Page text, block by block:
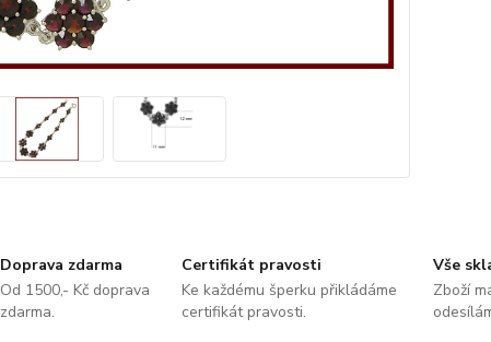
Doprava zdarma
Od 1500,- Kč doprava
zdarma.
Certifikát pravosti
Ke každému šperku přikládáme
certifikát pravosti.
Vše
Zboží